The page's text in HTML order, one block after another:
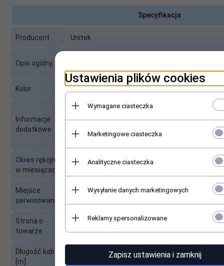
Specyfikacja
Producent Unitek
Opis ogólny
Kolor Czarny
Informacje
dodatkowe
Synchronizacja i ładowanie obsługuje zasilanie
PD)
Zintegrowany układ E-MARK zwiększa moc do
Nylonowy oplot dla większej trwałości
Okres rękojmi
w miesiącach
24
Miejsce
serwisowania
Serwis zewnętrzny
Strona o
towarze
www.fen.pl/index.php?
Długość kabla
[m]
Ustawienia plików cookies
Wymagane ciasteczka
Marketingowe ciasteczka
Analityczne ciasteczka
Wysyłanie danych marketingowych
Reklamy spersonalizowane
Zapisz ustawienia i zamknij